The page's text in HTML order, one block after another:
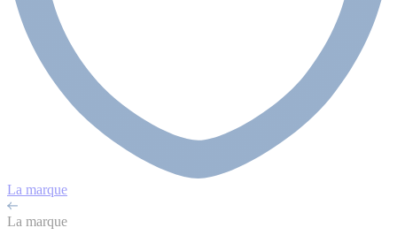
La marque
La marque